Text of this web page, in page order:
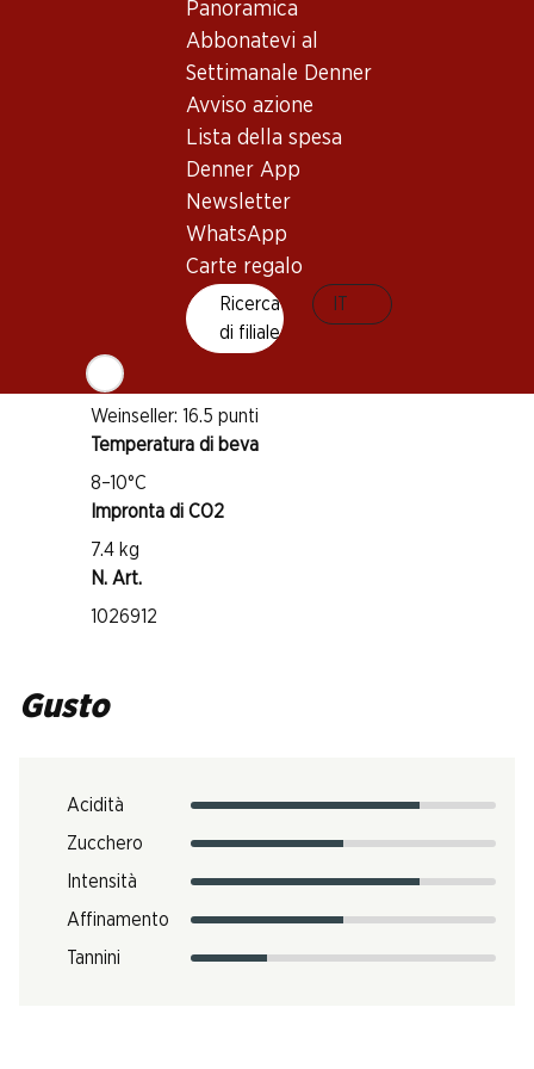
Panoramica
Abbonatevi al
Settimanale Denner
Avviso azione
Lista della spesa
Denner App
Newsletter
WhatsApp
Carte regalo
Ricerca
di filiale
Buono a sapersi
Diversi vitigni
Maturità di beva
Riconoscimenti
Weinseller: 16.5 punti
Temperatura di beva
8–10°C
Impronta di CO2
7.4 kg
N. Art.
1026912
Gusto
Acidità
Zucchero
Intensità
Affinamento
Tannini